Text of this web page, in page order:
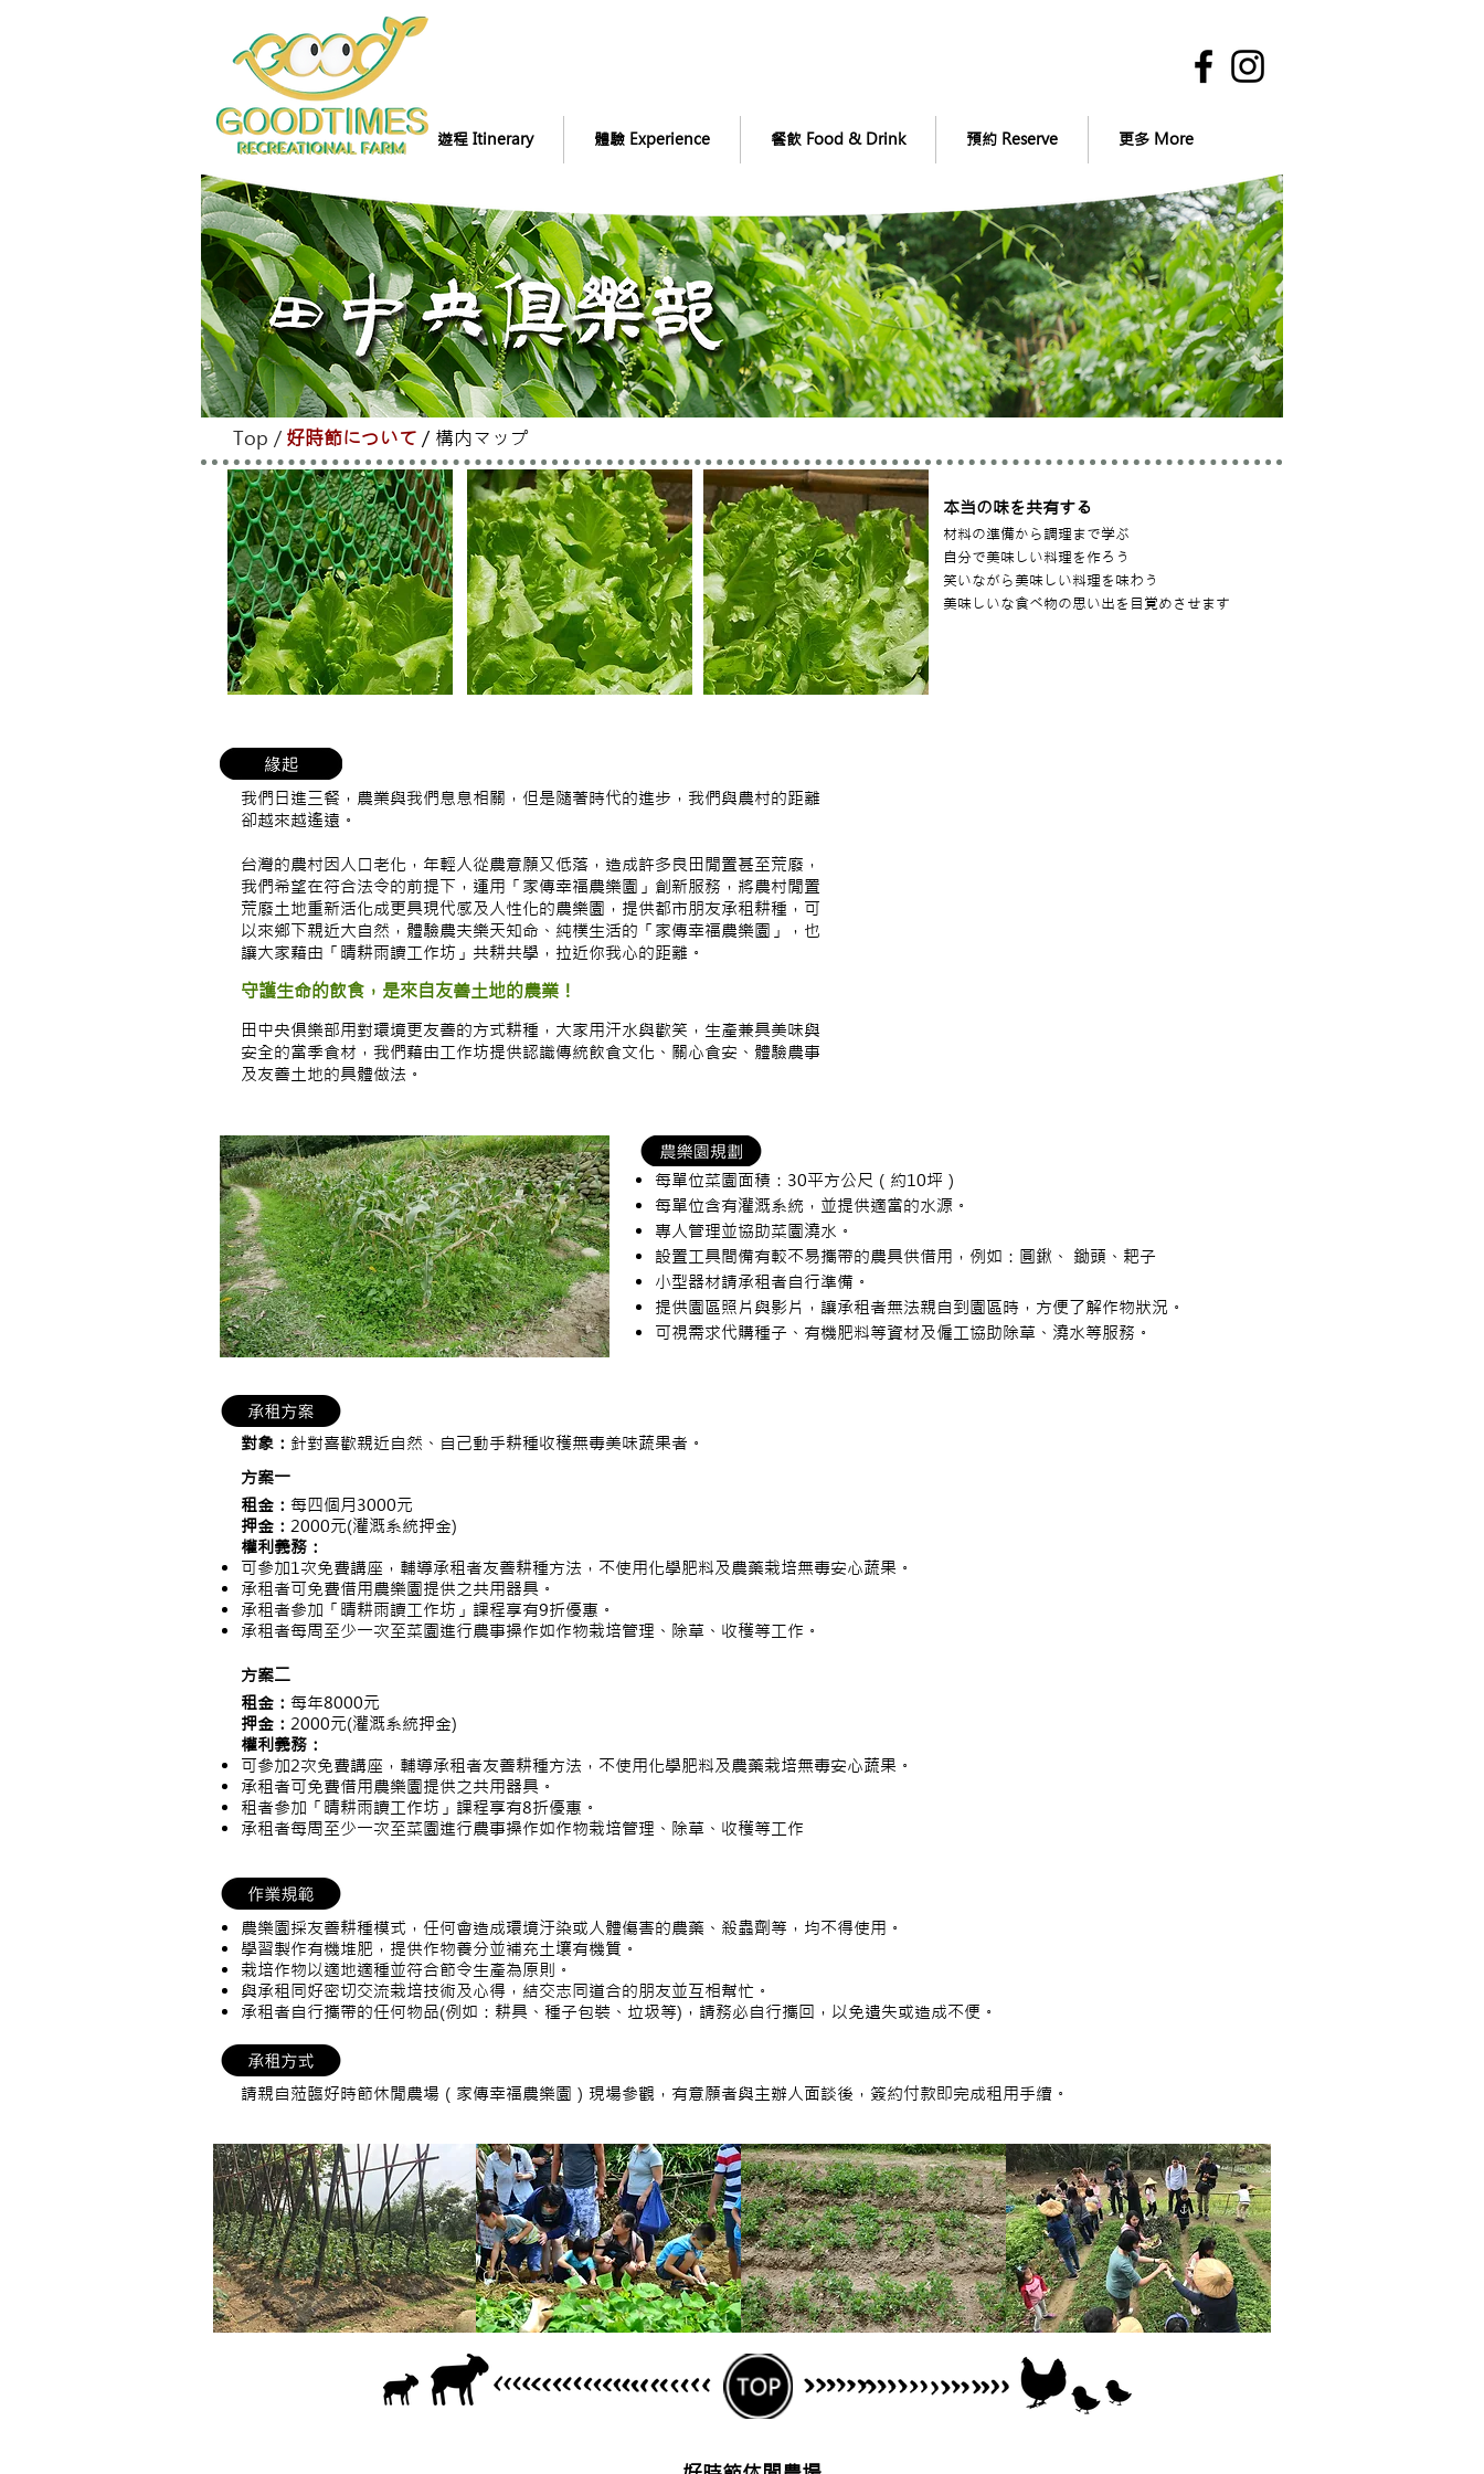
遊程 Itinerary 體驗 Experience 餐飲 Food & Drink 預約 Reserve 更多 More
Top / 好時節について / 構内マップ
本当の味を共有する
材料の準備から調理まで学ぶ
自分で美味しい料理を作ろう
笑いながら美味しい料理を味わう
美味しいな食べ物の思い出を目覚めさせます
我們日進三餐，農業與我們息息相關，但是隨著時代的進步，我們與農村的距離
卻越來越遙遠。
台灣的農村因人口老化，年輕人從農意願又低落，造成許多良田閒置甚至荒廢，
我們希望在符合法令的前提下，運用「家傳幸福農樂園」創新服務，將農村閒置
荒廢土地重新活化成更具現代感及人性化的農樂園，提供都市朋友承租耕種，可
以來鄉下親近大自然，體驗農夫樂天知命、純樸生活的「家傳幸福農樂園」，也
讓大家藉由「晴耕雨讀工作坊」共耕共學，拉近你我心的距離。
守護生命的飲食，是來自友善土地的農業！
田中央俱樂部用對環境更友善的方式耕種，大家用汗水與歡笑，生產兼具美味與
安全的當季食材，我們藉由工作坊提供認識傳統飲食文化、關心食安、體驗農事
及友善土地的具體做法。
每單位菜園面積：30平方公尺（約10坪）
每單位含有灌溉系統，並提供適當的水源。
專人管理並協助菜園澆水。
設置工具間備有較不易攜帶的農具供借用，例如：圓鍬、 鋤頭、耙子
小型器材請承租者自行準備。
提供園區照片與影片，讓承租者無法親自到園區時，方便了解作物狀況。
可視需求代購種子、有機肥料等資材及僱工協助除草、澆水等服務。
對象： 針對喜歡親近自然、自己動手耕種收穫無毒美味蔬果者。
方案一
租金： 每四個月3000元
押金： 2000元(灌溉系統押金)
權利義務：
可參加1次免費講座，輔導承租者友善耕種方法，不使用化學肥料及農藥栽培無毒安心蔬果。
承租者可免費借用農樂園提供之共用器具。
承租者參加「晴耕雨讀工作坊」課程享有9折優惠。
承租者每周至少一次至菜園進行農事操作如作物栽培管理、除草、收穫等工作。
方案二
租金： 每年8000元
押金： 2000元(灌溉系統押金)
權利義務：
可參加2次免費講座，輔導承租者友善耕種方法，不使用化學肥料及農藥栽培無毒安心蔬果。
承租者可免費借用農樂園提供之共用器具。
租者參加「晴耕雨讀工作坊」課程享有8折優惠。
承租者每周至少一次至菜園進行農事操作如作物栽培管理、除草、收穫等工作
農樂園採友善耕種模式，任何會造成環境汙染或人體傷害的農藥、殺蟲劑等，均不得使用。
學習製作有機堆肥，提供作物養分並補充土壤有機質。
栽培作物以適地適種並符合節令生產為原則。
與承租同好密切交流栽培技術及心得，結交志同道合的朋友並互相幫忙。
承租者自行攜帶的任何物品(例如：耕具、種子包裝、垃圾等)，請務必自行攜回，以免遺失或造成不便。
請親自蒞臨好時節休閒農場（家傳幸福農樂園）現場參觀，有意願者與主辦人面談後，簽約付款即完成租用手續。